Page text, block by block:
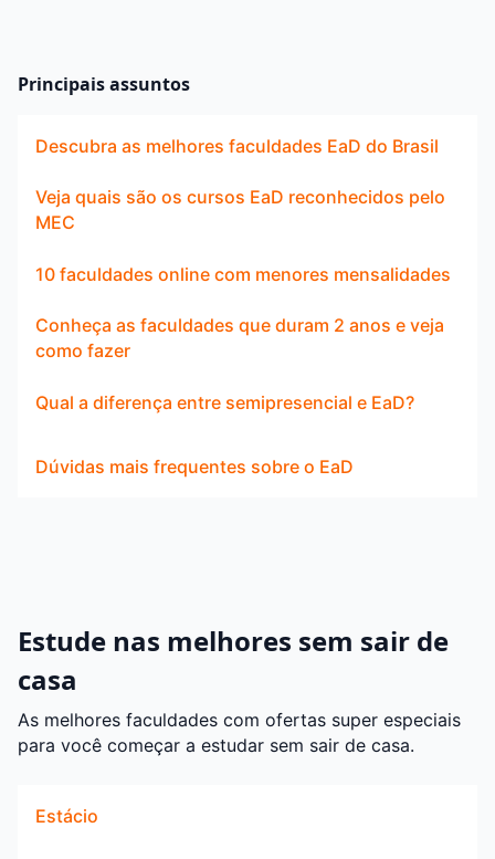
Principais assuntos
Descubra as melhores faculdades EaD do Brasil
Veja quais são os cursos EaD reconhecidos pelo
MEC
10 faculdades online com menores mensalidades
Conheça as faculdades que duram 2 anos e veja
como fazer
Qual a diferença entre semipresencial e EaD?
Dúvidas mais frequentes sobre o EaD
Estude nas melhores sem sair de
casa
As melhores faculdades com ofertas super especiais
para você começar a estudar sem sair de casa.
Estácio